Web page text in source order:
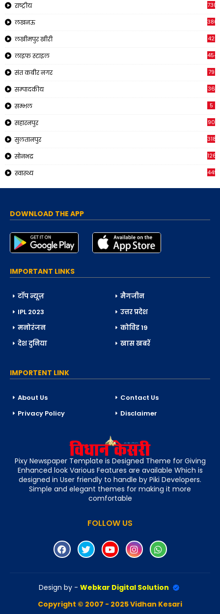
राष्ट्रीय
लखनऊ
लखीमपुर खीरी 42
लाइफ स्टाइल 454
संत कबीर नगर 79
सम्पादकीय 36
सम्भल 5
सहारनपुर 90
सुलतानपुर 318
सोनभद्र 1266
स्वास्थ्य 449
DOWNLOAD THE APP
IMPORTANT LINKS
टॉप न्यूज़
मैगजीन
IPL 2023
उत्तर प्रदेश
मनोरंजन
कोविड 19
देश दुनिया
खास खबरें
IMPORTENT LINK
About Us
Contact Us
Privacy Policy
Disclaimer
Pixy Newspaper Template is Designed Theme for Giving
Enhanced look Various Features are available Which is
designed in User friendly to handle by Piki Developers.
Simple and elegant themes for making it more
comfortable
FOLLOW US
Design by - Webkar Digital Solution
Copyright © 2007 - 2025 Vidhan Kesari